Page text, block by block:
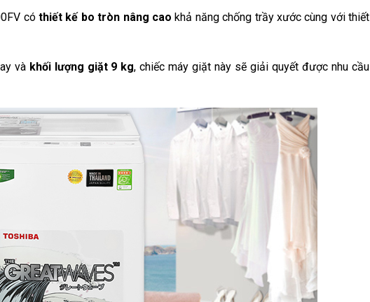
có thiết kế bo tròn nâng cao khả năng chống trầy xước cùng với thiết
và khối lượng giặt 9 kg, chiếc máy giặt này sẽ giải quyết được nhu cầu